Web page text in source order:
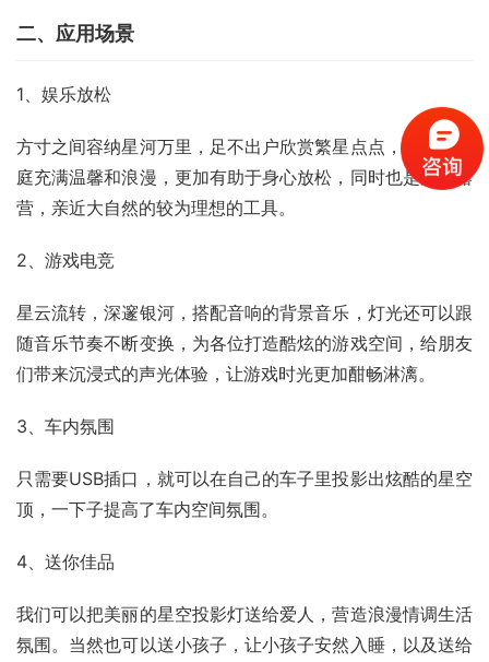
二、应用场景
1、娱乐放松
方寸之间容纳星河万里，足不出户欣赏繁星点点，让您的家
庭充满温馨和浪漫，更加有助于身心放松，同时也是外出露
营，亲近大自然的较为理想的工具。
2、游戏电竞
星云流转，深邃银河，搭配音响的背景音乐，灯光还可以跟
随音乐节奏不断变换，为各位打造酷炫的游戏空间，给朋友
们带来沉浸式的声光体验，让游戏时光更加酣畅淋漓。
3、车内氛围
只需要USB插口，就可以在自己的车子里投影出炫酷的星空
顶，一下子提高了车内空间氛围。
4、送你佳品
我们可以把美丽的星空投影灯送给爱人，营造浪漫情调生活
氛围。当然也可以送小孩子，让小孩子安然入睡，以及送给